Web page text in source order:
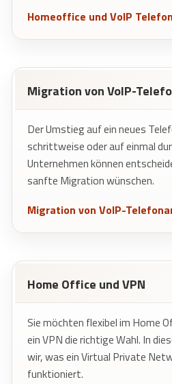
Homeoffice und VoIP
Migration von VoIP-
Der Umstieg auf ein neues
schrittweise oder auf einmal
Unternehmen können
sanfte Migration wünschen.
Migration von VoIP-
Home Office und VPN
Sie möchten flexibel im Home
ein VPN die richtige Wahl. In
wir, was ein Virtual Private
funktioniert.